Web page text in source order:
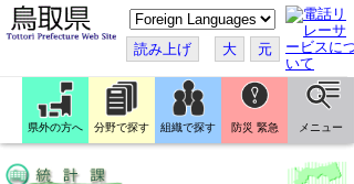
こ
の
ペ
ー
ジ
翻
訳
す
読み上げ 大 元
県外の方へ 分野で探す 組織で探す 防災 緊急 メニュー